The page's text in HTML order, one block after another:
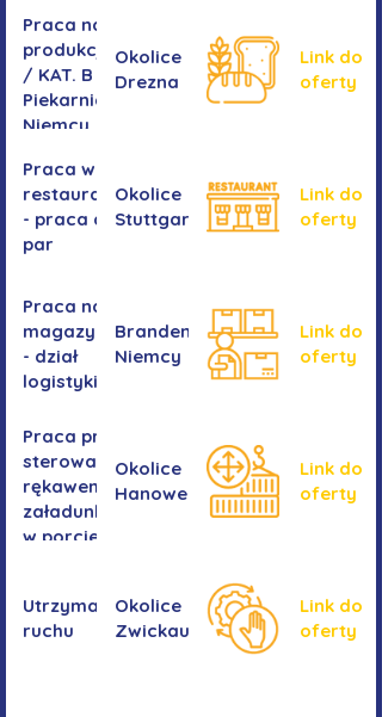
Praca na
produkcji
/ KAT. B -
Piekarnia
Niemcy
Okolice
Drezna
Link do
oferty
Praca w
restauracji
- praca dla
par
Okolice
Stuttgartu
Link do
oferty
Praca na
magazynie
- dział
logistyki
Brandenburgia,
Niemcy
Link do
oferty
Praca przy
sterowaniu
rękawem
załadunkowym
w porcie
Okolice
Hanower
Link do
oferty
Utrzymanie
ruchu
Okolice
Zwickau
Link do
oferty